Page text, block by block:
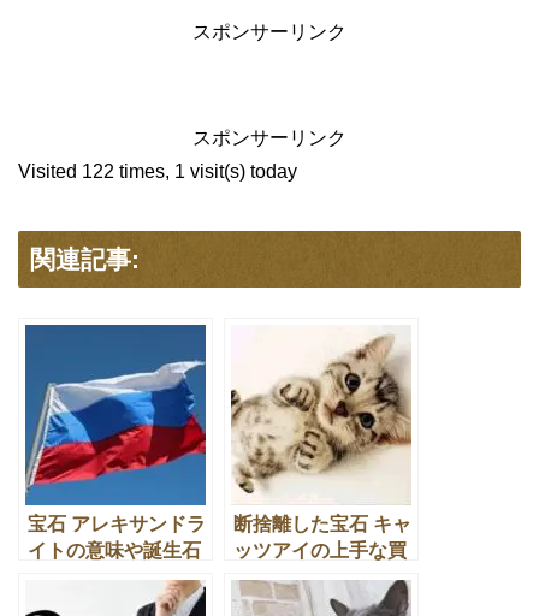
スポンサーリンク
スポンサーリンク
Visited 122 times, 1 visit(s) today
関連記事:
宝石 アレキサンドラ
イトの意味や誕生石
の姉妹石とパワー効
断捨離した宝石 キャ
ッツアイの上手な買
取の仕方や見分け
方！